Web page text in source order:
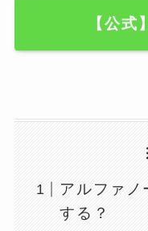
【公式
アルファノ
する？